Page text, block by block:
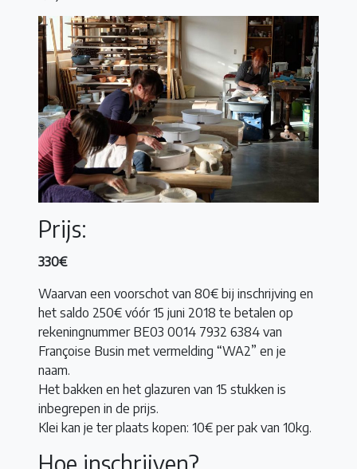
Prijs:
330€
Waarvan een voorschot van 80€ bij inschrijving en
het saldo 250€ vóór 15 juni 2018 te betalen op
rekeningnummer BE03 0014 7932 6384 van
Françoise Busin met vermelding “WA2” en je
naam.
Het bakken en het glazuren van 15 stukken is
inbegrepen in de prijs.
Klei kan je ter plaats kopen: 10€ per pak van 10kg.
Hoe inschrijven?